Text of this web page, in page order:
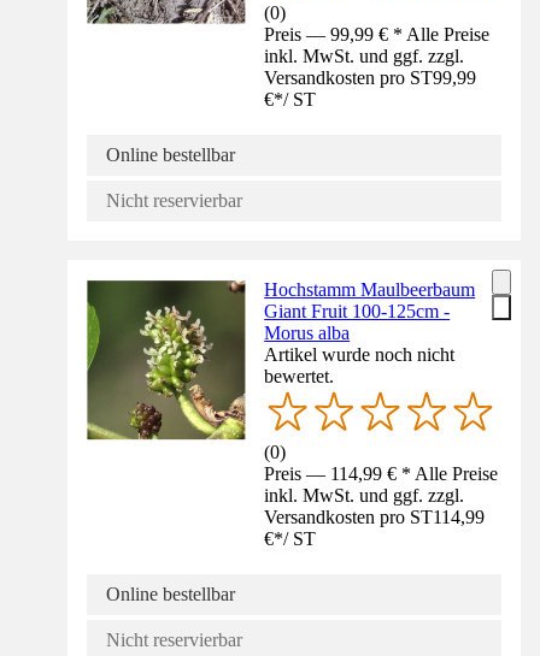
(0)
Preis — 99,99 € * Alle Preise
inkl. MwSt. und ggf. zzgl.
Versandkosten pro ST99,99
€*/ ST
Online bestellbar
Nicht reservierbar
Hochstamm Maulbeerbaum
Giant Fruit 100-125cm -
Morus alba
Artikel wurde noch nicht
bewertet.
(0)
Preis — 114,99 € * Alle Preise
inkl. MwSt. und ggf. zzgl.
Versandkosten pro ST114,99
€*/ ST
Online bestellbar
Nicht reservierbar